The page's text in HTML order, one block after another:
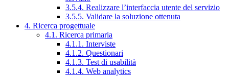
3.5.4. Realizzare l’interfaccia utente del servizio
3.5.5. Validare la soluzione ottenuta
4. Ricerca progettuale
4.1. Ricerca primaria
4.1.1. Interviste
4.1.2. Questionari
4.1.3. Test di usabilità
4.1.4. Web analytics